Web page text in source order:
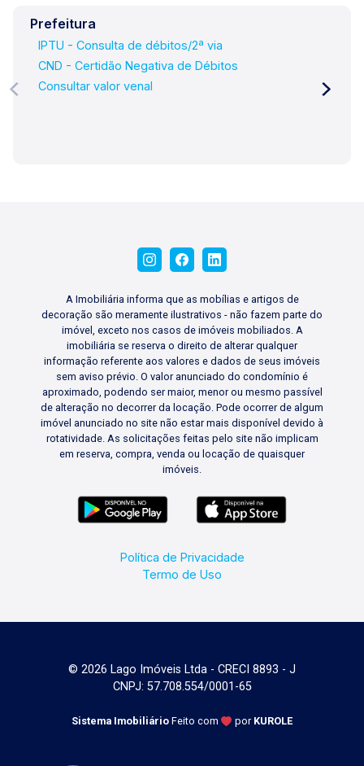
Prefeitura
IPTU - Consulta de débitos/2ª via
CND - Certidão Negativa de Débitos
Consultar valor venal
A Imobiliária informa que as mobílias e artigos de
decoração são meramente ilustrativos - não fazem parte do
imóvel, exceto nos casos de imóveis mobiliados. A
imobiliária se reserva o direito de alterar qualquer
informação referente aos valores e dados de seus imóveis
sem aviso prévio. O valor anunciado do condomínio é
aproximado, podendo ser maior, menor ou mesmo passível
de alteração no decorrer da locação. Pode ocorrer de algum
imóvel anunciado no site não estar mais disponível devido à
rotatividade. As solicitações feitas pelo site não implicam
em reserva, compra, venda ou locação de quaisquer
imóveis.
Política de Privacidade
Termo de Uso
© 2026 Lago Imóveis Ltda - CRECI 8893 - J
CNPJ: 57.708.554/0001-65
Sistema Imobiliário Feito com por KUROLE